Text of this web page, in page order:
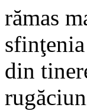
rămas
din